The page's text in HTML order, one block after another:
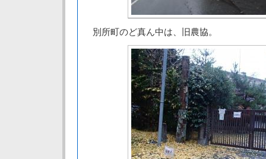
別所町のど真ん中は、旧農協。